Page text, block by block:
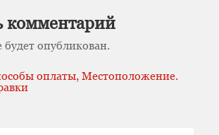
комментарий
опубликован.
оплаты, Местоположение.